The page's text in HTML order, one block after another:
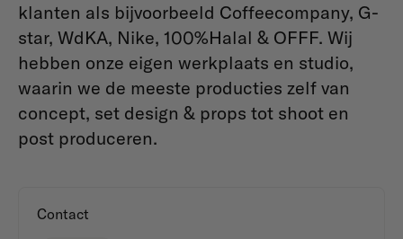
klanten als bijvoorbeeld Coffeecompany, G-
star, WdKA, Nike, 100%Halal & OFFF. Wij
hebben onze eigen werkplaats en studio,
waarin we de meeste producties zelf van
concept, set design & props tot shoot en
post produceren.
Contact